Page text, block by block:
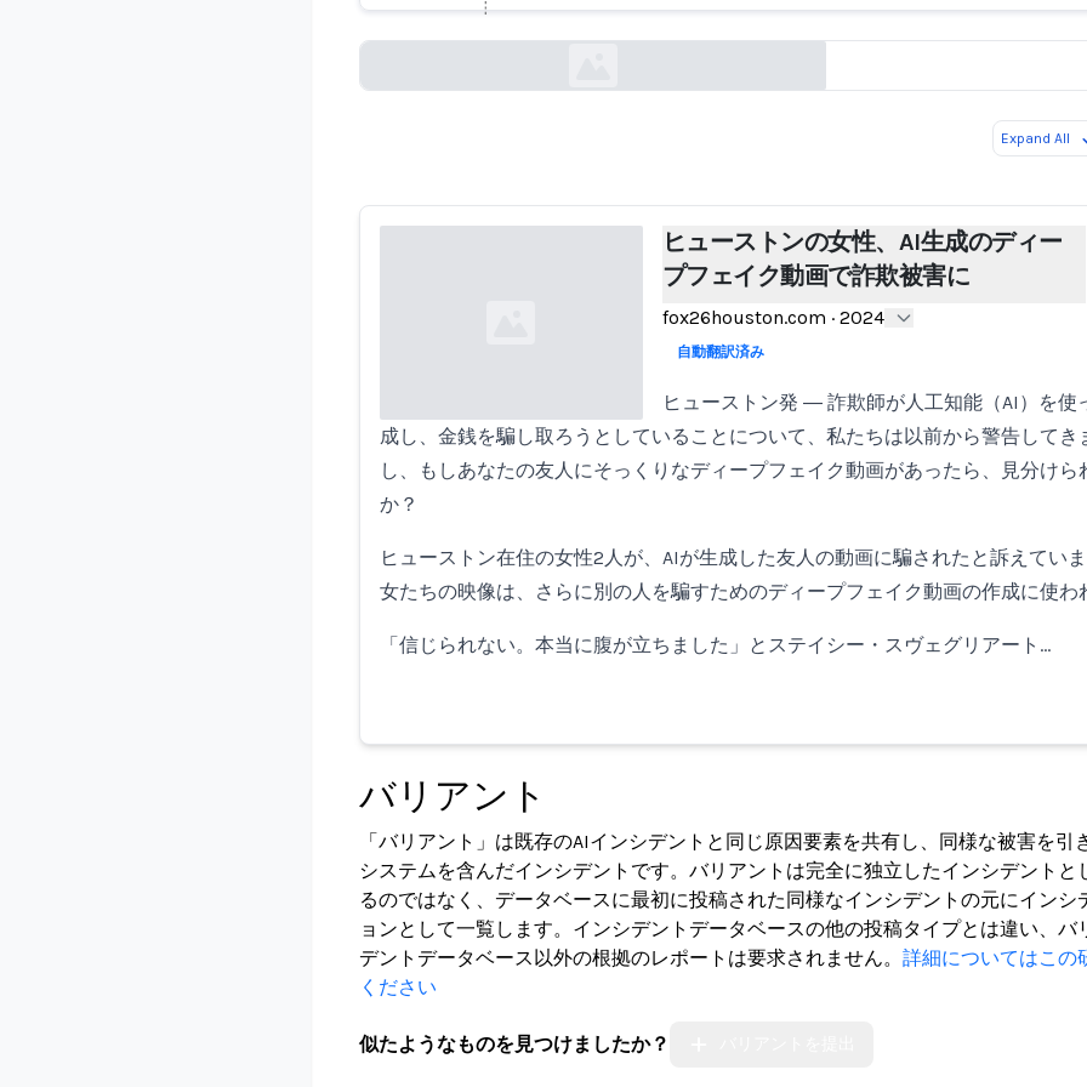
Expand All
ヒューストンの女性、AI生成のディー
プフェイク動画で詐欺被害に
fox26houston.com · 2024
自動翻訳済み
ヒューストン発 ― 詐欺師が人工知能（AI）を使
成し、金銭を騙し取ろうとしていることについて、私たちは以前から警告してき
し、もしあなたの友人にそっくりなディープフェイク動画があったら、見分けら
か？
ヒューストン在住の女性2人が、AIが生成した友人の動画に騙されたと訴えてい
女たちの映像は、さらに別の人を騙すためのディープフェイク動画の作成に使わ
「信じられない。本当に腹が立ちました」とステイシー・スヴェグリアート…
バリアント
「バリアント」は既存のAIインシデントと同じ原因要素を共有し、同様な被害を引
システムを含んだインシデントです。バリアントは完全に独立したインシデントと
るのではなく、データベースに最初に投稿された同様なインシデントの元にインシ
ョンとして一覧します。インシデントデータベースの他の投稿タイプとは違い、バ
デントデータベース以外の根拠のレポートは要求されません。 詳細についてはこの
ください
似たようなものを見つけましたか？